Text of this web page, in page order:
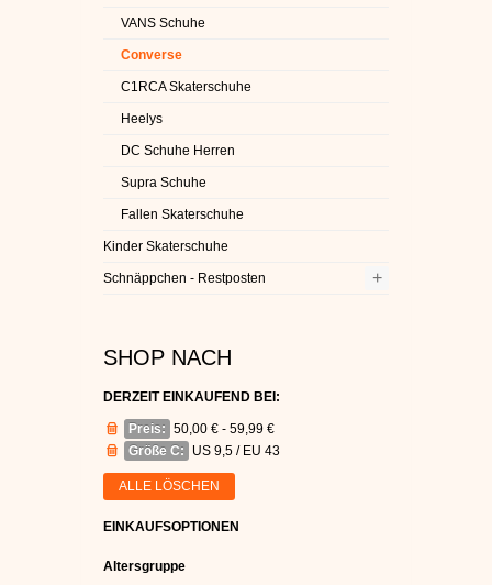
VANS Schuhe
Converse
C1RCA Skaterschuhe
Heelys
DC Schuhe Herren
Supra Schuhe
Fallen Skaterschuhe
Kinder Skaterschuhe
Schnäppchen - Restposten +
SHOP NACH
DERZEIT EINKAUFEND BEI:
Preis: 50,00 € - 59,99 €
Größe C:
US 9,5 / EU 43
ALLE LÖSCHEN
EINKAUFSOPTIONEN
Altersgruppe